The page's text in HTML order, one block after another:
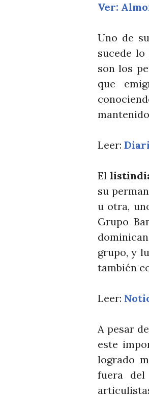
Ver:
Uno de
sucede
son los
que
Leer:
El
su
u otra,
Grupo
grupo, y
también
Leer:
A pesar
este
logrado
fuera